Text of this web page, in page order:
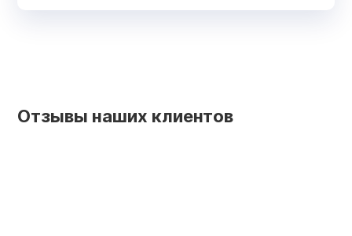
Отзывы наших клиентов